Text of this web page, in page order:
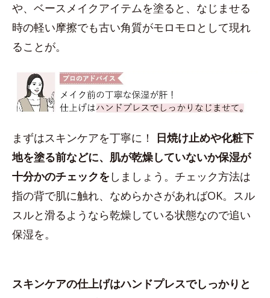
や、ベースメイクアイテムを塗ると、なじませる
時の軽い摩擦でも古い角質がモロモロとして現れ
ることが。
まずはスキンケアを丁寧に！
日焼け止めや化粧下
地を塗る前などに、肌が乾燥していないか保湿が
十分かのチェックを しましょう。チェック方法は
指の背で肌に触れ、なめらかさがあればOK。スル
スルと滑るようなら乾燥している状態なので追い
保湿を。
スキンケアの仕上げはハンドプレスでしっかりと